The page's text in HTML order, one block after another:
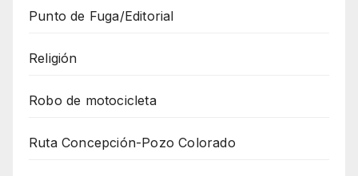
Punto de Fuga/Editorial
Religión
Robo de motocicleta
Ruta Concepción-Pozo Colorado